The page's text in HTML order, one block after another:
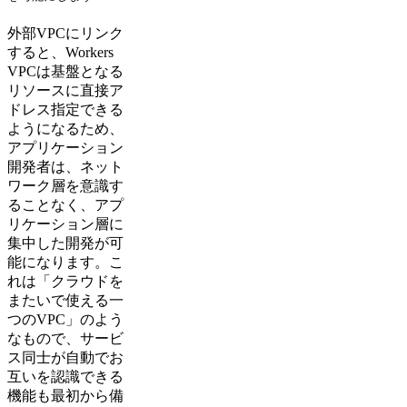
外部VPCにリンク
すると、Workers
VPCは基盤となる
リソースに直接ア
ドレス指定できる
ようになるため、
アプリケーション
開発者は、ネット
ワーク層を意識す
ることなく、アプ
リケーション層に
集中した開発が可
能になります。こ
れは「クラウドを
またいで使える一
つのVPC」のよう
なもので、サービ
ス同士が自動でお
互いを認識できる
機能も最初から備